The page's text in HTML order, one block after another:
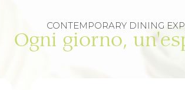
CONTEMPORARY DINING
Ogni giorno,